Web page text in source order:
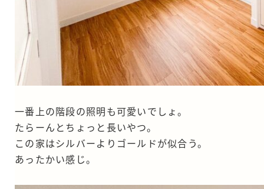
一番上の階段の照明も可愛いでしょ。
たらーんとちょっと長いやつ。
この家はシルバーよりゴールドが似合う。
あったかい感じ。